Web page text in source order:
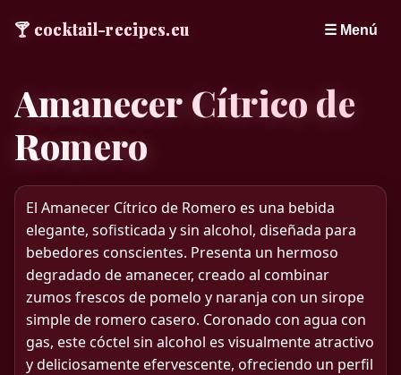
🍸 cocktail-recipes.eu ☰ Menú
Amanecer Cítrico de
Romero
El Amanecer Cítrico de Romero es una bebida
elegante, sofisticada y sin alcohol, diseñada para
bebedores conscientes. Presenta un hermoso
degradado de amanecer, creado al combinar
zumos frescos de pomelo y naranja con un sirope
simple de romero casero. Coronado con agua con
gas, este cóctel sin alcohol es visualmente atractivo
y deliciosamente efervescente, ofreciendo un perfil